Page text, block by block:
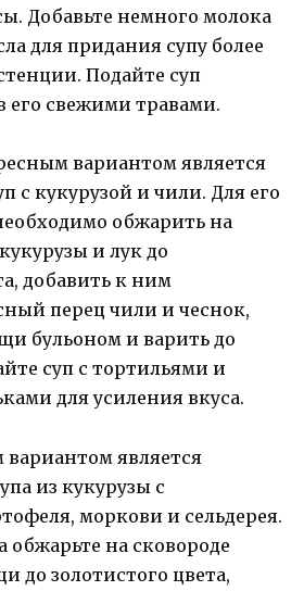
Добавьте немного молока
для придания супу более
Подайте суп
его свежими травами.
вариантом является
с кукурузой и чили. Для его
обжарить на
и лук до
добавить к ним
перец чили и чеснок,
бульоном и варить до
суп с тортильями и
для усиления вкуса.
является
из кукурузы с
моркови и сельдерея.
обжарьте на сковороде
до золотистого цвета,